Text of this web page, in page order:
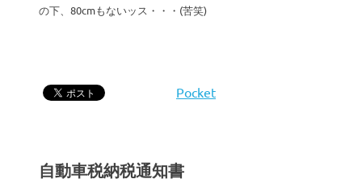
の下、80cmもないッス・・・(苦笑)
Pocket
自動車税納税通知書